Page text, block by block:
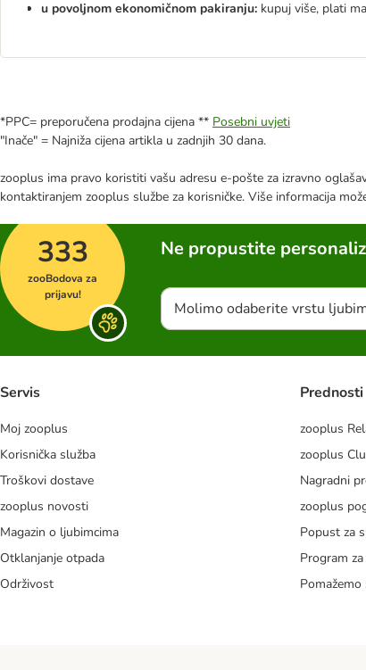
u povoljnom ekonomičnom pakiranju: kupuj više, plati
*PPC= preporučena prodajna cijena ** Posebni uvjeti
"Inače" = Najniža cijena artikla u zadnjih 30 dana.
zooplus ima pravo koristiti vašu adresu e-pošte za izravno
kontaktiranjem zooplus službe za korisničke. Više informacija
333
zooBodova za
prijavu!
Ne propustite
Molimo odaberite vrstu
Servis
Moj zooplus
Korisnička služba
Troškovi dostave
zooplus novosti
Magazin o ljubimcima
Otklanjanje otpada
Održivost
Prednosti
zooplus
zooplus
Nagradni
zooplus
Popust za
Program